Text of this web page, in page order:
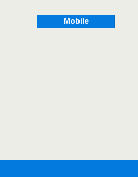
Mobile